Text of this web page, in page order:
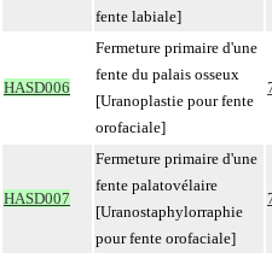
fente labiale]
HASD006
Fermeture primaire d'une
fente du palais osseux
[Uranoplastie pour fente
orofaciale]
HASD007
Fermeture primaire d'une
fente palatovélaire
[Uranostaphylorraphie
pour fente orofaciale]